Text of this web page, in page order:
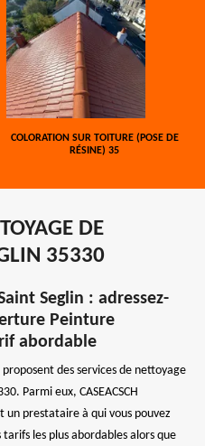
COLORATION SUR TOITURE (POSE DE
RÉSINE) 35
DE
35330
Seglin : adressez-
Peinture
abordable
des services de nettoyage
Parmi eux, CASEACSCH
un prestataire à qui vous pouvez
les plus abordables alors que